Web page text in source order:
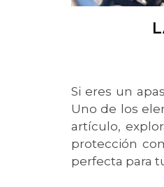
Si eres un
Uno de los
artículo,
protección
perfecta para